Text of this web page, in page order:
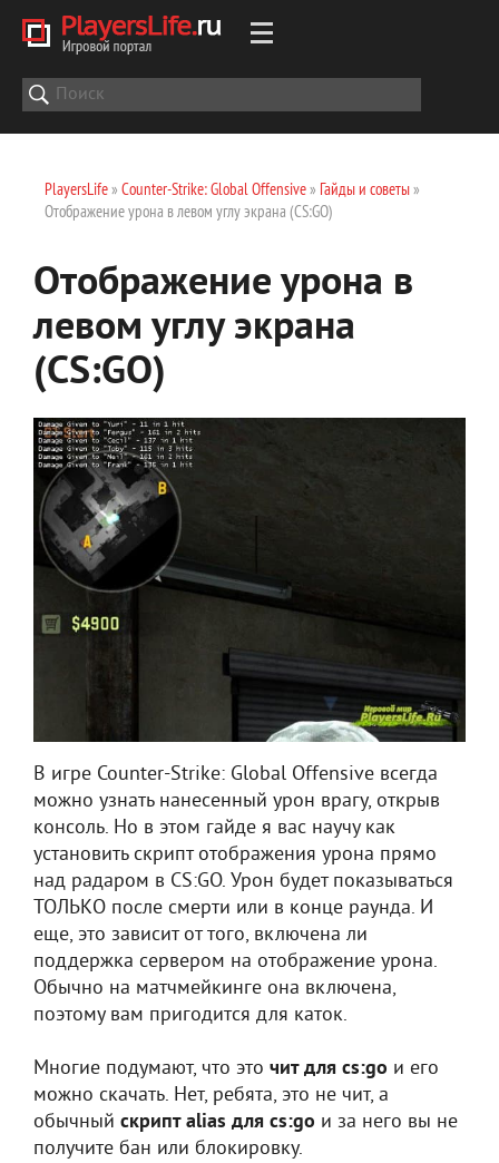
PlayersLife» Counter-Strike: Global Offensive» Гайды и советы»
Отображение урона в левом углу экрана (CS:GO)
Отображение урона в
левом углу экрана
(CS:GO)
В игре Counter-Strike: Global Offensive всегда
можно узнать нанесенный урон врагу, открыв
консоль. Но в этом гайде я вас научу как
установить скрипт отображения урона прямо
над радаром в CS:GO. Урон будет показываться
ТОЛЬКО после смерти или в конце раунда. И
еще, это зависит от того, включена ли
поддержка сервером на отображение урона.
Обычно на матчмейкинге она включена,
поэтому вам пригодится для каток.
Многие подумают, что это чит для cs:go и его
можно скачать. Нет, ребята, это не чит, а
обычный скрипт alias для cs:go и за него вы не
получите бан или блокировку.